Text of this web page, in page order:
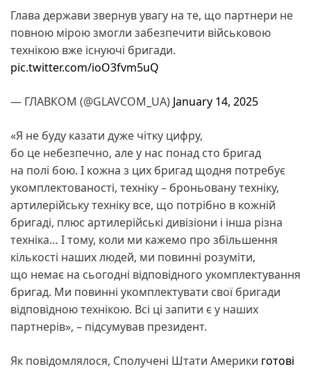
Глава держави звернув увагу на те, що партнери не
повною мірою змогли забезпечити військовою
технікою вже існуючі бригади.
pic.twitter.com/ioO3fvm5uQ
— ГЛАВКОМ (@GLAVCOM_UA) January 14, 2025
«Я не буду казати дуже чітку цифру,
бо це небезпечно, але у нас понад сто бригад
на полі бою. І кожна з цих бригад щодня потребує
укомплектованості, техніку – броньовану техніку,
артилерійську техніку все, що потрібно в кожній
бригаді, плюс артилерійські дивізіони і інша різна
техніка… І тому, коли ми кажемо про збільшення
кількості наших людей, ми повинні розуміти,
що немає на сьогодні відповідного укомплектування
бригад. Ми повинні укомплектувати свої бригади
відповідною технікою. Всі ці запити є у наших
партнерів», – підсумував президент.
Як повідомлялося, Сполучені Штати Америки готові